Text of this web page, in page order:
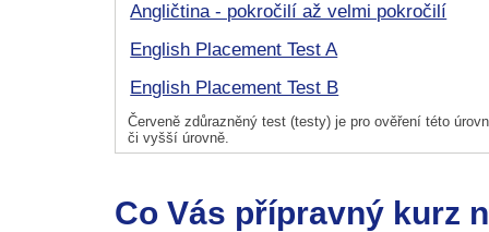
Angličtina - pokročilí až velmi pokročilí
English Placement Test A
English Placement Test B
Červeně zdůrazněný test (testy) je pro ověření této
či vyšší úrovně.
Co Vás přípravný kurz